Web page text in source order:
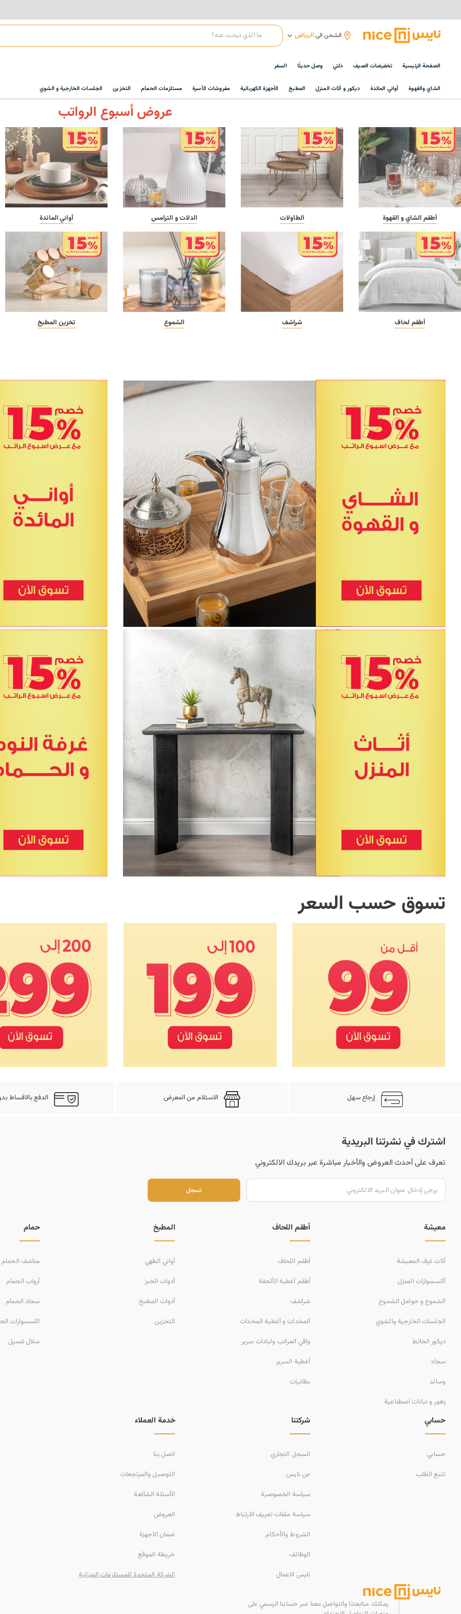
الشحن الىالرياض
الصفحة الرئيسية تخفيضات الصيف دلتي وصل حديثًا السفر
الشاي والقهوة أواني المائدة ديكور و أثاث المنزل المطبخ الأجهزة الكهربائية مفروشات الأسرة مستلزمات الحمام التخزين الجلسات الخارجية و الشوي
عروض أسبوع الرواتب
أطقم الشاي و القهوة الطاولات الدلات و الترامس أواني المائدة
أطقم لحاف شراشف الشموع تخزين المطبخ
تسوق حسب السعر
إرجاع سهل الاستلام من المعرض الدفع بالاقساط
اشترك في نشرتنا البريدية
تعرف على أحدث العروض والأخبار مباشرة عبر بريدك الالكتروني
تسجل
تسجل معيشة
أثاث غرف المعيشة
أكسسوارات المنزل
الشموع و حوامل الشموع
الجلسات الخارجية والشوي
ديكور الحائط
سجاد
وسائد
زهور و نباتات اصطناعية
أطقم اللحاف
أطقم اللحاف
أطقم أغطية الألحفة
شراشف
المخدات و أغطية المخدات
واقي المراتب ولبادات سرير
أغطية السرير
بطانيات
المطبخ
أواني الطهي
أدوات الخبز
أدوات المطبخ
التخزين
حمام
مناشف الحمام
أرواب الحمام
سجاد الحمام
اكسسوارات
سلال غسيل
حسابي
حسابي
تتبع الطلب
شركتنا
السجل التجاري
عن نايس
سياسة الخصوصية
سياسة ملفات تعريف الارتباط
الشروط والأحكام
الوظائف
نايس الاعمال
خدمة العملاء
اتصل بنا
التوصيل والمرتجعات
الأسئلة الشائعة
العروض
ضمان الاجهزة
خريطة الموقع
الشركة المتحدة للمستلزمات المنزلية
يمكنك متابعتنا والتواصل معنا عبر حسابنا الرسمي على